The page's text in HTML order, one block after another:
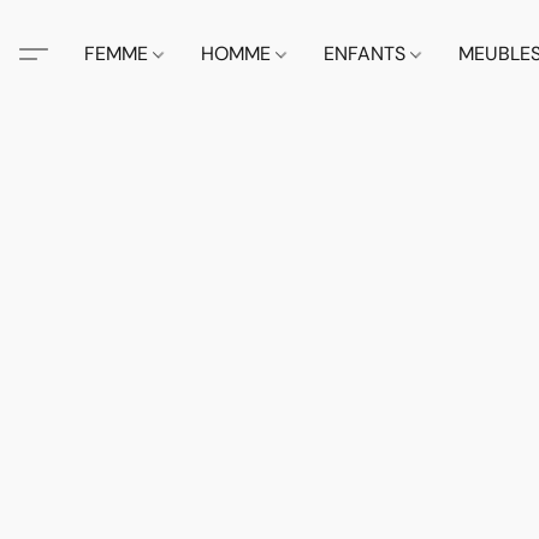
FEMME HOMME ENFANTS